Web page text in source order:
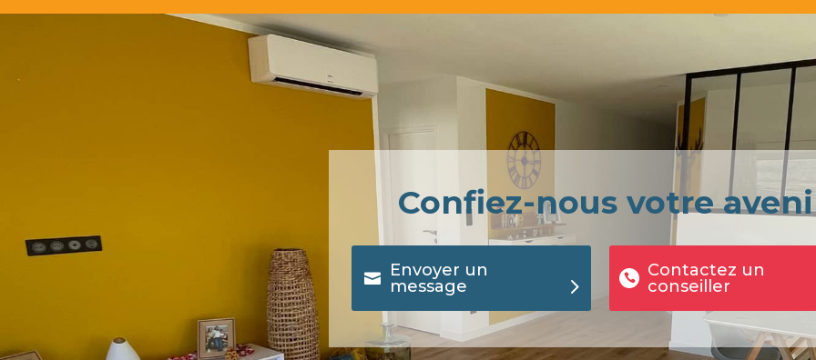
Confiez-nous votre
Envoyer un
message
Contactez un
conseiller